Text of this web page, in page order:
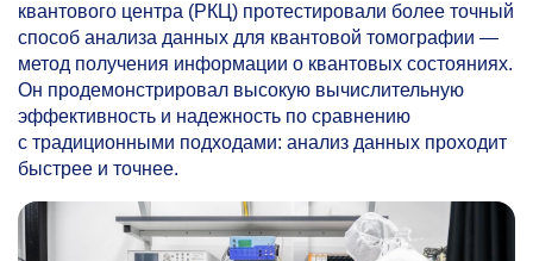
квантового центра (РКЦ) протестировали более точный
способ анализа данных для квантовой томографии —
метод получения информации о квантовых состояниях.
Он продемонстрировал высокую вычислительную
эффективность и надежность по сравнению
с традиционными подходами: анализ данных проходит
быстрее и точнее.